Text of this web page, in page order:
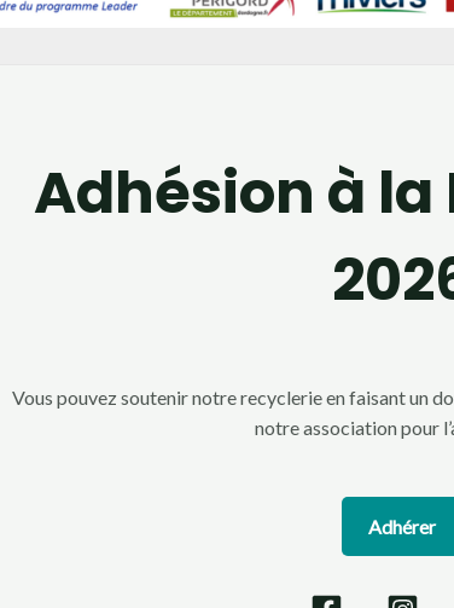
Adhésion à
Vous pouvez soutenir notre recyclerie en faisant un
notre association pour
Adhérer